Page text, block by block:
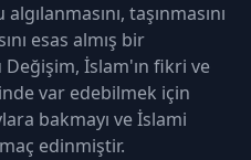
taşınmasını
esas almış bir
İslam'ın fikri ve
var edebilmek için
bakmayı ve İslami
edinmiştir.